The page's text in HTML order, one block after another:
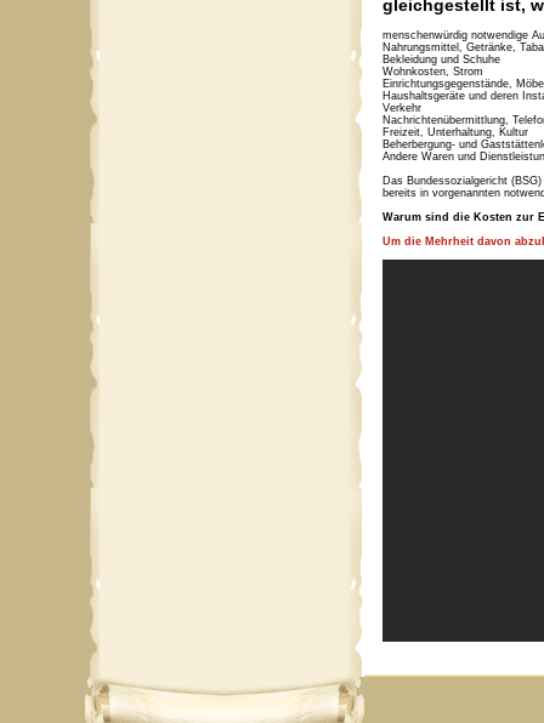
gleichgestellt ist,
menschenwürdig notwendige
Nahrungsmittel, Getränke,
Bekleidung und Schuhe
Wohnkosten, Strom
Einrichtungsgegenstände,
Haushaltsgeräte und deren
Verkehr
Nachrichtenübermittlung,
Freizeit, Unterhaltung, Kultur
Beherbergung- und
Andere Waren und
Das Bundessozialgericht
bereits in vorgenannten
Warum sind die Kosten zur
Um die Mehrheit davon